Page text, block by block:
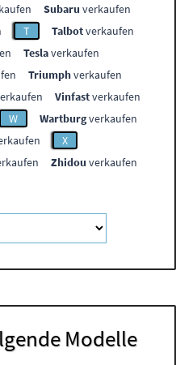
Subaru verkaufen
T Talbotverkaufen
Teslaverkaufen
Triumphverkaufen
Vinfastverkaufen
W Wartburgverkaufen
X
Zhidou verkaufen
Modelle